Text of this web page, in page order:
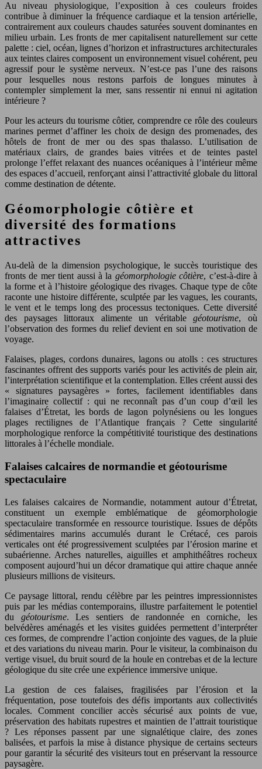
Au niveau physiologique, l’exposition à ces couleurs froides
contribue à diminuer la fréquence cardiaque et la tension artérielle,
contrairement aux couleurs chaudes saturées souvent dominantes en
milieu urbain. Les fronts de mer capitalisent naturellement sur cette
palette : ciel, océan, lignes d’horizon et infrastructures architecturales
aux teintes claires composent un environnement visuel cohérent, peu
agressif pour le système nerveux. N’est-ce pas l’une des raisons
pour lesquelles nous restons parfois de longues minutes à
contempler simplement la mer, sans ressentir ni ennui ni agitation
intérieure ?
Pour les acteurs du tourisme côtier, comprendre ce rôle des couleurs
marines permet d’affiner les choix de design des promenades, des
hôtels de front de mer ou des spas thalasso. L’utilisation de
matériaux clairs, de grandes baies vitrées et de teintes pastel
prolonge l’effet relaxant des nuances océaniques à l’intérieur même
des espaces d’accueil, renforçant ainsi l’attractivité globale du littoral
comme destination de détente.
Géomorphologie côtière et
diversité des formations
attractives
Au-delà de la dimension psychologique, le succès touristique des
fronts de mer tient aussi à la géomorphologie côtière, c’est-à-dire à
la forme et à l’histoire géologique des rivages. Chaque type de côte
raconte une histoire différente, sculptée par les vagues, les courants,
le vent et le temps long des processus tectoniques. Cette diversité
des paysages littoraux alimente un véritablegéotourisme, où
l’observation des formes du relief devient en soi une motivation de
voyage.
Falaises, plages, cordons dunaires, lagons ou atolls : ces structures
fascinantes offrent des supports variés pour les activités de plein air,
l’interprétation scientifique et la contemplation. Elles créent aussi des
« signatures paysagères » fortes, facilement identifiables dans
l’imaginaire collectif : qui ne reconnaît pas d’un coup d’œil les
falaises d’Étretat, les bords de lagon polynésiens ou les longues
plages rectilignes de l’Atlantique français ? Cette singularité
morphologique renforce la compétitivité touristique des destinations
littorales à l’échelle mondiale.
Falaises calcaires de normandie et géotourisme
spectaculaire
Les falaises calcaires de Normandie, notamment autour d’Étretat,
constituent un exemple emblématique de géomorphologie
spectaculaire transformée en ressource touristique. Issues de dépôts
sédimentaires marins accumulés durant le Crétacé, ces parois
verticales ont été progressivement sculptées par l’érosion marine et
subaérienne. Arches naturelles, aiguilles et amphithéâtres rocheux
composent aujourd’hui un décor dramatique qui attire chaque année
plusieurs millions de visiteurs.
Ce paysage littoral, rendu célèbre par les peintres impressionnistes
puis par les médias contemporains, illustre parfaitement le potentiel
du géotourisme. Les sentiers de randonnée en corniche, les
belvédères aménagés et les visites guidées permettent d’interpréter
ces formes, de comprendre l’action conjointe des vagues, de la pluie
et des variations du niveau marin. Pour le visiteur, la combinaison du
vertige visuel, du bruit sourd de la houle en contrebas et de la lecture
géologique du site crée une expérience immersive unique.
La gestion de ces falaises, fragilisées par l’érosion et la
fréquentation, pose toutefois des défis importants aux collectivités
locales. Comment concilier accès sécurisé aux points de vue,
préservation des habitats rupestres et maintien de l’attrait touristique
? Les réponses passent par une signalétique claire, des zones
balisées, et parfois la mise à distance physique de certains secteurs
pour garantir la sécurité des visiteurs tout en préservant la ressource
paysagère.